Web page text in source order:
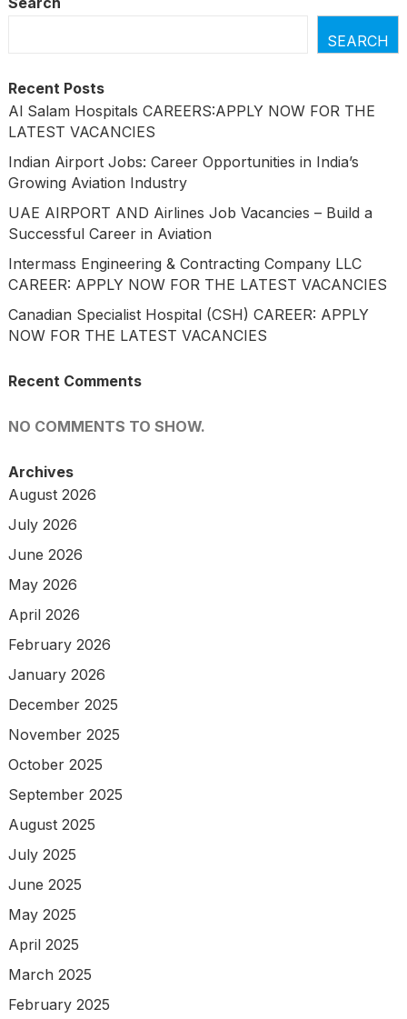
SEARCH
Recent Posts
Al Salam Hospitals CAREERS:APPLY NOW FOR THE
LATEST VACANCIES
Indian Airport Jobs: Career Opportunities in India’s
Growing Aviation Industry
UAE AIRPORT AND Airlines Job Vacancies – Build a
Successful Career in Aviation
Intermass Engineering & Contracting Company LLC
CAREER: APPLY NOW FOR THE LATEST VACANCIES
Canadian Specialist Hospital (CSH) CAREER: APPLY
NOW FOR THE LATEST VACANCIES
Recent Comments
NO COMMENTS TO SHOW.
Archives
August 2026
July 2026
June 2026
May 2026
April 2026
February 2026
January 2026
December 2025
November 2025
October 2025
September 2025
August 2025
July 2025
June 2025
May 2025
April 2025
March 2025
February 2025